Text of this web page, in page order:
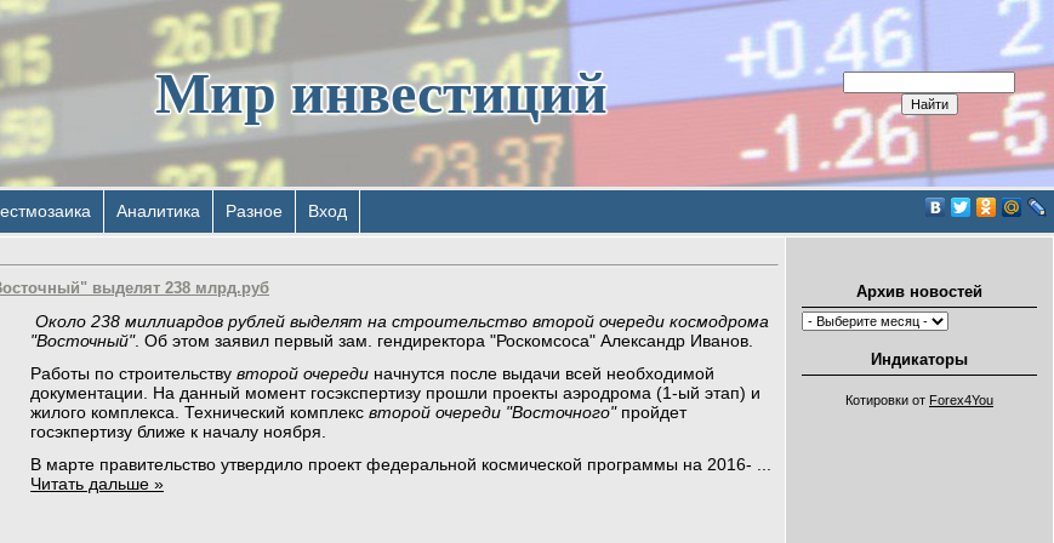
Мир инвестиций
Аналитика Разное Вход
выделят 238 млрд.руб
Около 238 миллиардов рублей выделят на строительство второй очереди космодрома
"Восточный". Об этом заявил первый зам. гендиректора "Роскомсоса" Александр Иванов.
Работы по строительству второй очереди начнутся после выдачи всей необходимой
документации. На данный момент госэкспертизу прошли проекты аэродрома (1-ый этап) и
жилого комплекса. Технический комплекс второй очереди "Восточного"пройдет
госэкпертизу ближе к началу ноября.
В марте правительство утвердило проект федеральной космической программы на 2016-
Читать дальше »
Архив новостей
Индикаторы
Котировки от Forex4You